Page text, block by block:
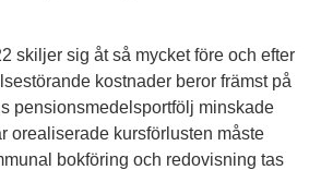
skiljer sig åt så mycket före och efter
kostnader beror främst på
pensionsmedelsportfölj minskade
orealiserade kursförlusten måste
bokföring och redovisning tas